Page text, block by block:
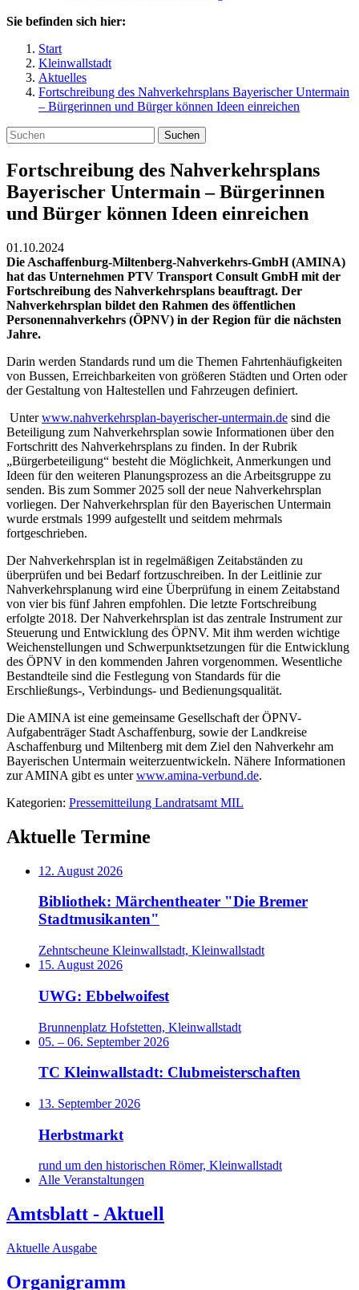
Sie befinden sich hier:
Start
Kleinwallstadt
Aktuelles
Fortschreibung des Nahverkehrsplans Bayerischer Untermain
– Bürgerinnen und Bürger können Ideen einreichen
Suchen
Fortschreibung des Nahverkehrsplans
Bayerischer Untermain – Bürgerinnen
und Bürger können Ideen einreichen
01.10.2024
Die Aschaffenburg-Miltenberg-Nahverkehrs-GmbH (AMINA)
hat das Unternehmen PTV Transport Consult GmbH mit der
Fortschreibung des Nahverkehrsplans beauftragt. Der
Nahverkehrsplan bildet den Rahmen des öffentlichen
Personennahverkehrs (ÖPNV) in der Region für die nächsten
Jahre.
Darin werden Standards rund um die Themen Fahrtenhäufigkeiten
von Bussen, Erreichbarkeiten von größeren Städten und Orten oder
der Gestaltung von Haltestellen und Fahrzeugen definiert.
Unterwww.nahverkehrsplan-bayerischer-untermain.de sind die
Beteiligung zum Nahverkehrsplan sowie Informationen über den
Fortschritt des Nahverkehrsplans zu finden. In der Rubrik
„Bürgerbeteiligung“ besteht die Möglichkeit, Anmerkungen und
Ideen für den weiteren Planungsprozess an die Arbeitsgruppe zu
senden. Bis zum Sommer 2025 soll der neue Nahverkehrsplan
vorliegen. Der Nahverkehrsplan für den Bayerischen Untermain
wurde erstmals 1999 aufgestellt und seitdem mehrmals
fortgeschrieben.
Der Nahverkehrsplan ist in regelmäßigen Zeitabständen zu
überprüfen und bei Bedarf fortzuschreiben. In der Leitlinie zur
Nahverkehrsplanung wird eine Überprüfung in einem Zeitabstand
von vier bis fünf Jahren empfohlen. Die letzte Fortschreibung
erfolgte 2018. Der Nahverkehrsplan ist das zentrale Instrument zur
Steuerung und Entwicklung des ÖPNV. Mit ihm werden wichtige
Weichenstellungen und Schwerpunktsetzungen für die Entwicklung
des ÖPNV in den kommenden Jahren vorgenommen. Wesentliche
Bestandteile sind die Festlegung von Standards für die
Erschließungs-, Verbindungs- und Bedienungsqualität.
Die AMINA ist eine gemeinsame Gesellschaft der ÖPNV-
Aufgabenträger Stadt Aschaffenburg, sowie der Landkreise
Aschaffenburg und Miltenberg mit dem Ziel den Nahverkehr am
Bayerischen Untermain weiterzuentwickeln. Nähere Informationen
zur AMINA gibt es unterwww.amina-verbund.de.
Kategorien: Pressemitteilung Landratsamt MIL
Aktuelle Termine
12. August 2026
Bibliothek: Märchentheater "Die Bremer
Stadtmusikanten"
Zehntscheune Kleinwallstadt, Kleinwallstadt
15. August 2026
UWG: Ebbelwoifest
Brunnenplatz Hofstetten, Kleinwallstadt
05. – 06. September 2026
TC Kleinwallstadt: Clubmeisterschaften
13. September 2026
Herbstmarkt
rund um den historischen Römer, Kleinwallstadt
Alle Veranstaltungen
Amtsblatt - Aktuell
Aktuelle Ausgabe
Organigramm